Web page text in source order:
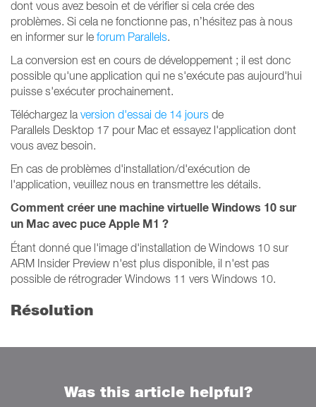
dont vous avez besoin et de vérifier si cela crée des
problèmes. Si cela ne fonctionne pas, n’hésitez pas à nous
en informer sur le forum Parallels.
La conversion est en cours de développement ; il est donc
possible qu'une application qui ne s'exécute pas aujourd'hui
puisse s'exécuter prochainement.
Téléchargez la version d'essai de 14 jours de
Parallels Desktop 17 pour Mac et essayez l'application dont
vous avez besoin.
En cas de problèmes d'installation/d'exécution de
l'application, veuillez nous en transmettre les détails.
Comment créer une machine virtuelle Windows 10 sur
un Mac avec puce Apple M1 ?
Étant donné que l'image d'installation de Windows 10 sur
ARM Insider Preview n'est plus disponible, il n'est pas
possible de rétrograder Windows 11 vers Windows 10.
Résolution
Was this article helpful?